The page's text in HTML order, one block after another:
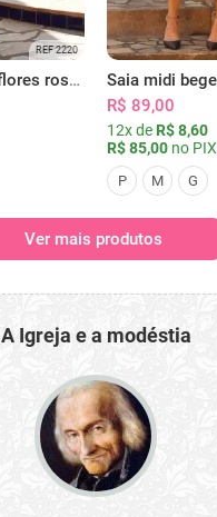
REF 2220
Saia midi branca flores rosas com bolsos
R$ 89,00
12x de R$ 8,60
R$ 85,00 no PIX
P M G
Ver mais produtos
A Igreja e a modéstia